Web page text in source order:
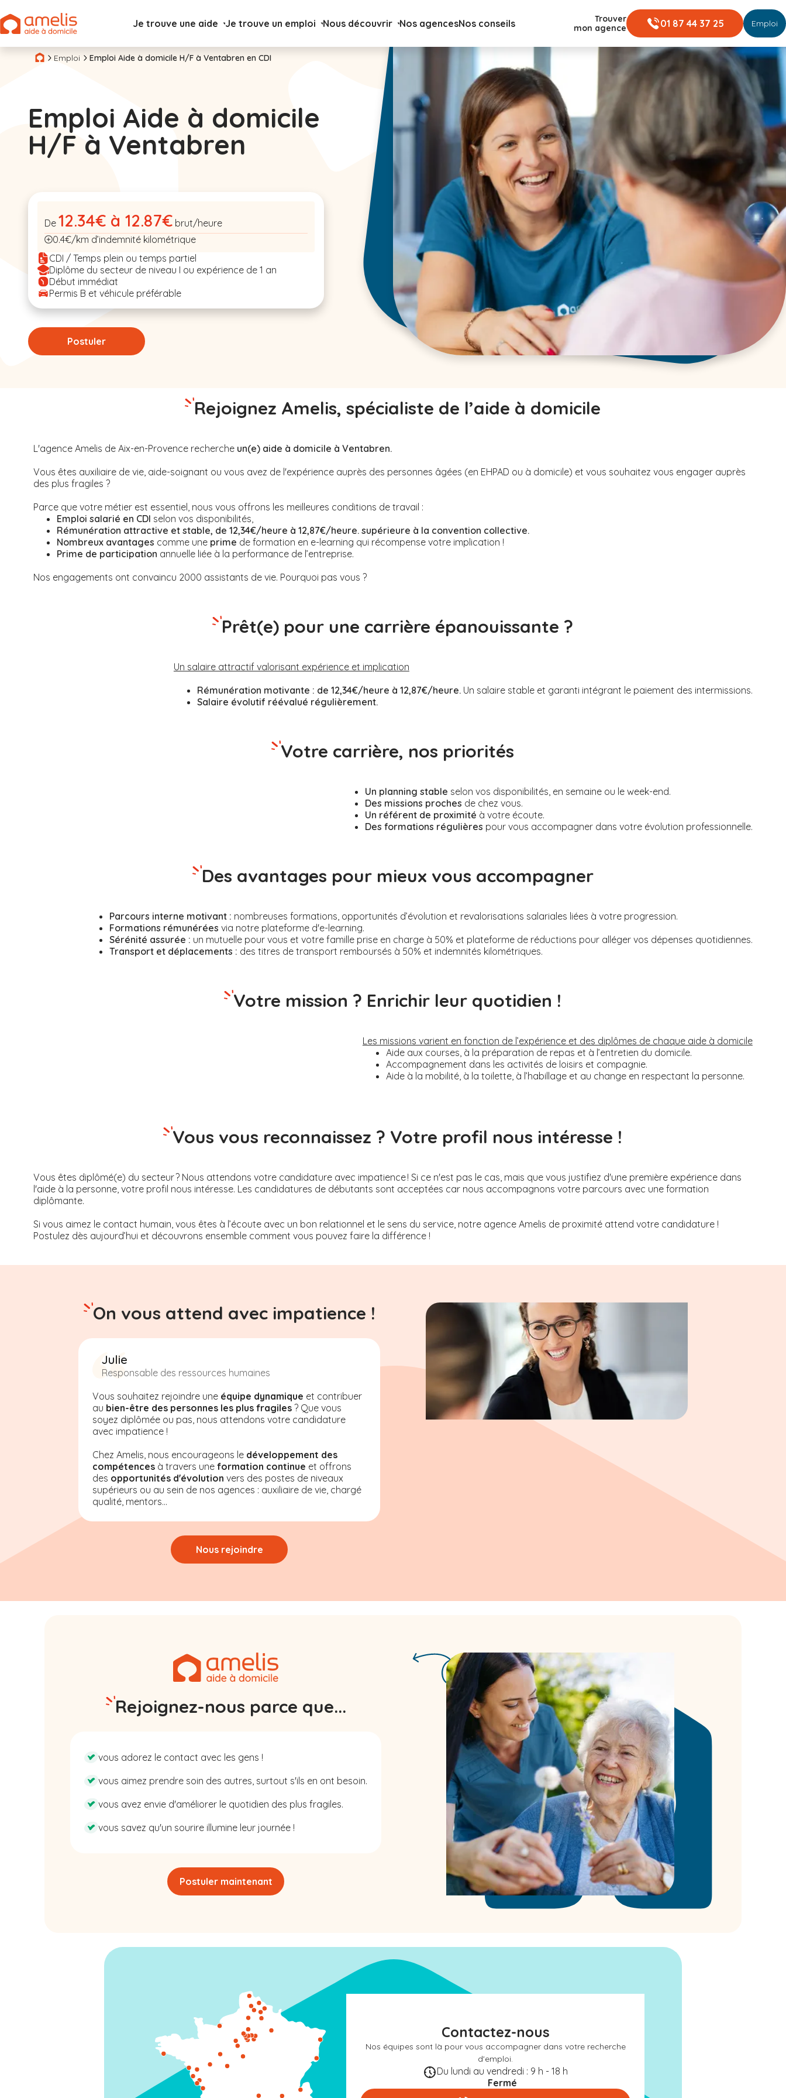
Je trouve une aide Je trouve un emploi Nous découvrir Nos agencesNos conseils
Trouver
mon agence
01 87 44 37 25 Emploi
Emploi Emploi Aide à domicile H/F à Ventabren en CDI
Emploi Aide à domicile
H/F à Ventabren
De 12.34€ à 12.87€ brut/heure
0.4€/km d’indemnité kilométrique
CDI / Temps plein ou temps partiel
Diplôme du secteur de niveau I ou expérience de 1 an
Début immédiat
Permis B et véhicule préférable
Postuler
Rejoignez Amelis, spécialiste de l’aide à domicile
L'agence Amelis de Aix-en-Provence recherche un(e) aide à domicile à Ventabren.
Vous êtes auxiliaire de vie, aide-soignant ou vous avez de l'expérience auprès des personnes âgées (en EHPAD ou à domicile) et vous souhaitez vous engager auprès
des plus fragiles ?
Parce que votre métier est essentiel, nous vous offrons les meilleures conditions de travail :
Emploi salarié en CDI selon vos disponibilités,
Rémunération attractive et stable, de 12,34€/heure à 12,87€/heure. supérieure à la convention collective.
Nombreux avantages comme une prime de formation en e-learning qui récompense votre implication !
Prime de participation annuelle liée à la performance de l’entreprise.
Nos engagements ont convaincu 2000 assistants de vie. Pourquoi pas vous ?
Prêt(e) pour une carrière épanouissante ?
Un salaire attractif valorisant expérience et implication
Rémunération motivante : de 12,34€/heure à 12,87€/heure.Un salaire stable et garanti intégrant le paiement des intermissions.
Salaire évolutif réévalué régulièrement.
Votre carrière, nos priorités
Un planning stable selon vos disponibilités, en semaine ou le week-end.
Des missions proches de chez vous.
Un référent de proximité à votre écoute.
Des formations régulières pour vous accompagner dans votre évolution professionnelle.
Des avantages pour mieux vous accompagner
Parcours interne motivant : nombreuses formations, opportunités d’évolution et revalorisations salariales liées à votre progression.
Formations rémunérées via notre plateforme d'e-learning.
Sérénité assurée : un mutuelle pour vous et votre famille prise en charge à 50% et plateforme de réductions pour alléger vos dépenses quotidiennes.
Transport et déplacements : des titres de transport remboursés à 50% et indemnités kilométriques.
Votre mission ? Enrichir leur quotidien !
Les missions varient en fonction de l’expérience et des diplômes de chaque aide à domicile
Aide aux courses, à la préparation de repas et à l’entretien du domicile.
Accompagnement dans les activités de loisirs et compagnie.
Aide à la mobilité, à la toilette, à l’habillage et au change en respectant la personne.
Vous vous reconnaissez ? Votre profil nous intéresse !
Vous êtes diplômé(e) du secteur ? Nous attendons votre candidature avec impatience ! Si ce n'est pas le cas, mais que vous justifiez d'une première expérience dans
l'aide à la personne, votre profil nous intéresse. Les candidatures de débutants sont acceptées car nous accompagnons votre parcours avec une formation
diplômante.
Si vous aimez le contact humain, vous êtes à l’écoute avec un bon relationnel et le sens du service, notre agence Amelis de proximité attend votre candidature !
Postulez dès aujourd’hui et découvrons ensemble comment vous pouvez faire la différence !
On vous attend avec impatience !
Julie
Responsable des ressources humaines
Vous souhaitez rejoindre une équipe dynamique et contribuer
au bien-être des personnes les plus fragiles ? Que vous
soyez diplômée ou pas, nous attendons votre candidature
avec impatience !
Chez Amelis, nous encourageons le développement des
compétences à travers une formation continue et offrons
des opportunités d'évolution vers des postes de niveaux
supérieurs ou au sein de nos agences : auxiliaire de vie, chargé
qualité, mentors...
Nous rejoindre
Rejoignez-nous parce que...
vous adorez le contact avec les gens !
vous aimez prendre soin des autres, surtout s'ils en ont besoin.
vous avez envie d'améliorer le quotidien des plus fragiles.
vous savez qu'un sourire illumine leur journée !
Postuler maintenant
Contactez-nous
Nos équipes sont là pour vous accompagner dans votre recherche
d'emploi.
Du lundi au vendredi : 9 h - 18 h
Fermé